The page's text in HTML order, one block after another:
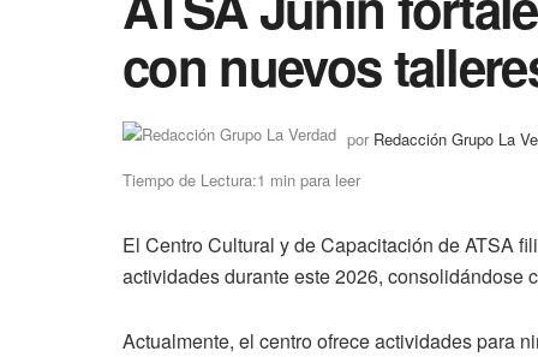
con nuevos
por Redacción Grupo La
Tiempo de Lectura:1 min para leer
El Centro Cultural y de Capacitación de ATSA
actividades durante este 2026, consolidándose
Actualmente, el centro ofrece actividades para